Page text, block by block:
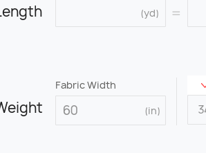
(yd) =
(in)
Fabric Width